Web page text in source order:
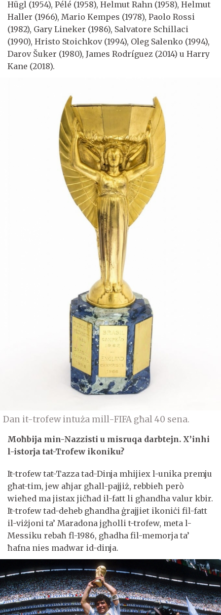
Hügl (1954), Pélé (1958), Helmut Rahn (1958), Helmut
Haller (1966), Mario Kempes (1978), Paolo Rossi
(1982), Gary Lineker (1986), Salvatore Schillaci
(1990), Hristo Stoichkov (1994), Oleg Salenko (1994),
Darov Šuker (1980), James Rodríguez (2014) u Harry
Kane (2018).
Dan it-trofew intuża mill-FIFA għal 40 sena.
Moħbija min-Nazzisti u misruqa darbtejn. X’inhi
l-istorja tat-Trofew ikoniku?
It-trofew tat-Tazza tad-Dinja mhijiex l-unika premju
għat-tim, jew aħjar għall-pajjiż, rebbieħ però
wieħed ma jistax jiċħad il-fatt li għandha valur kbir.
It-trofew tad-deheb għandha ġrajjiet ikoniċi fil-fatt
il-viżjoni ta’ Maradona jgħolli t-trofew, meta l-
Messiku rebaħ fl-1986, għadha fil-memorja ta’
ħafna nies madwar id-dinja.